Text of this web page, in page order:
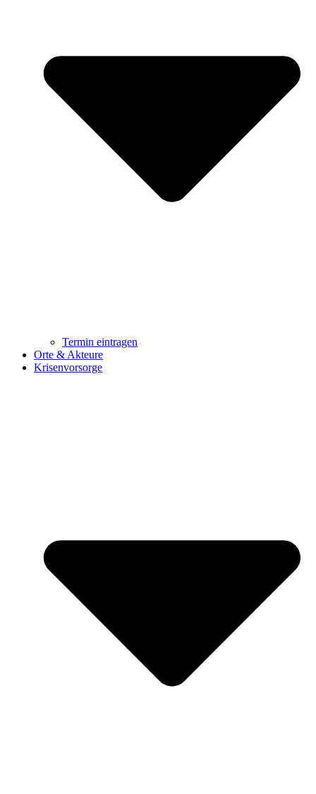
Termin eintragen
Orte & Akteure
Krisenvorsorge